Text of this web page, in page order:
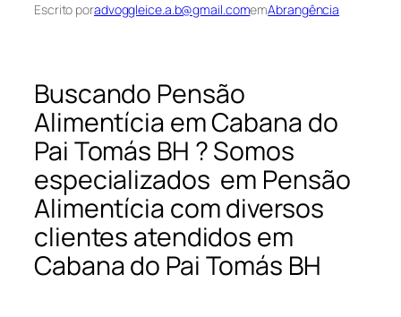
Escrito poradvoggleice.a.b@gmail.comemAbrangência
Buscando Pensão
Alimentícia em Cabana do
Pai Tomás BH ? Somos
especializados em Pensão
Alimentícia com diversos
clientes atendidos em
Cabana do Pai Tomás BH